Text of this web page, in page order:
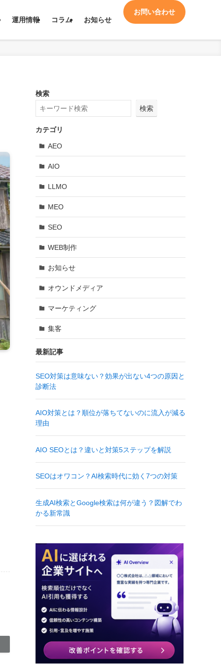
運用情報 コラム お知らせ
お問い合わせ
検索
検索
カテゴリ
AEO
AIO
LLMO
MEO
SEO
WEB制作
お知らせ
オウンドメディア
マーケティング
集客
最新記事
SEO対策は意味ない？効果が出ない4つの原因と
診断法
AIO対策とは？順位が落ちてないのに流入が減る
理由
AIO SEOとは？違いと対策5ステップを解説
SEOはオワコン？AI検索時代に効く7つの対策
生成AI検索とGoogle検索は何が違う？図解でわ
かる新常識